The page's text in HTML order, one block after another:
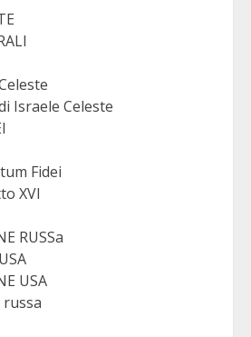
Israele Celeste
Fidei
XVI
RUSSa
USA